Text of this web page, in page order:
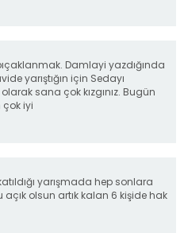
Damlayi yazdığında
yarıştığın için Sedayı
sana çok kızgınız. Bugün
çok iyi
yarışmada hep sonlara
olsun artık kalan 6 kişide hak